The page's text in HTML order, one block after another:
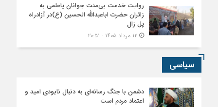
روایت خدمت بی‌منت جوانان پاعلمی به
زائران حضرت اباعبدالله الحسین (ع)در آزادراه
پل زال
۱۲ مرداد ۱۴۰۵ - ۲۰:۵۱
سیاسی
دشمن با جنگ رسانه‌ای به دنبال نابودی امید و
اعتماد مردم است